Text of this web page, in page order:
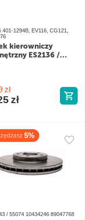
401-1294B, EV116, CG121,
kierowniczy
ES2136 /
zł
zł
5%
/ 55074 10434246 89047768